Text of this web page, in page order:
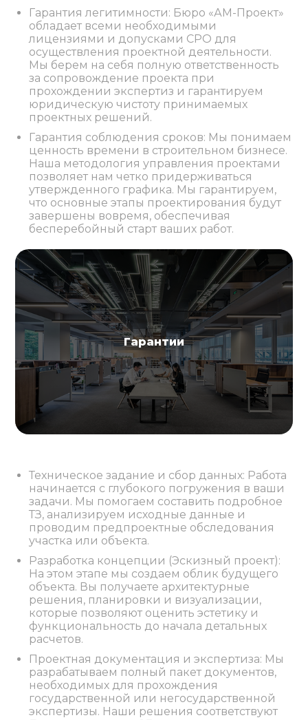
Гарантия легитимности: Бюро «АМ-Проект»
обладает всеми необходимыми
лицензиями и допусками СРО для
осуществления проектной деятельности.
Мы берем на себя полную ответственность
за сопровождение проекта при
прохождении экспертиз и гарантируем
юридическую чистоту принимаемых
проектных решений.
Гарантия соблюдения сроков: Мы понимаем
ценность времени в строительном бизнесе.
Наша методология управления проектами
позволяет нам четко придерживаться
утвержденного графика. Мы гарантируем,
что основные этапы проектирования будут
завершены вовремя, обеспечивая
бесперебойный старт ваших работ.
Гарантии
Техническое задание и сбор данных: Работа
начинается с глубокого погружения в ваши
задачи. Мы помогаем составить подробное
ТЗ, анализируем исходные данные и
проводим предпроектные обследования
участка или объекта.
Разработка концепции (Эскизный проект):
На этом этапе мы создаем облик будущего
объекта. Вы получаете архитектурные
решения, планировки и визуализации,
которые позволяют оценить эстетику и
функциональность до начала детальных
расчетов.
Проектная документация и экспертиза: Мы
разрабатываем полный пакет документов,
необходимых для прохождения
государственной или негосударственной
экспертизы. Наши решения соответствуют